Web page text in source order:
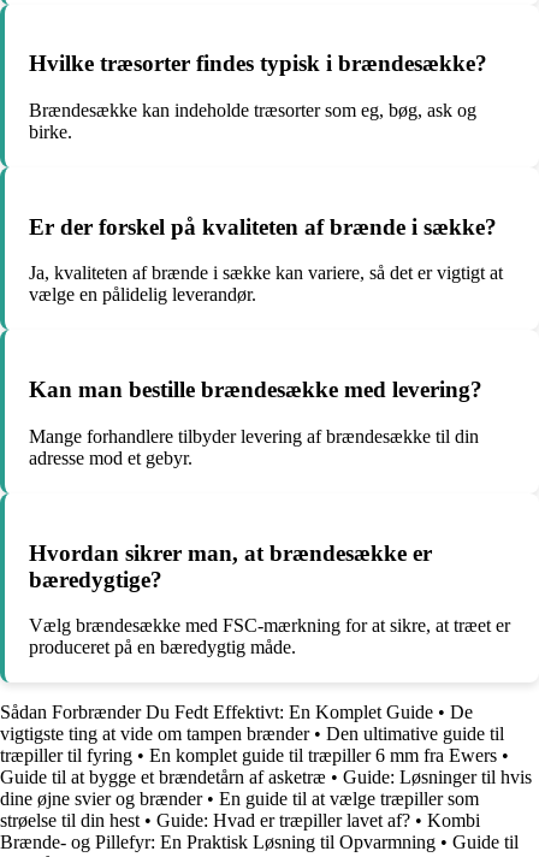
Hvilke træsorter findes typisk i brændesække?
Brændesække kan indeholde træsorter som eg, bøg, ask og
birke.
Er der forskel på kvaliteten af brænde i sække?
Ja, kvaliteten af brænde i sække kan variere, så det er vigtigt at
vælge en pålidelig leverandør.
Kan man bestille brændesække med levering?
Mange forhandlere tilbyder levering af brændesække til din
adresse mod et gebyr.
Hvordan sikrer man, at brændesække er
bæredygtige?
Vælg brændesække med FSC-mærkning for at sikre, at træet er
produceret på en bæredygtig måde.
Sådan Forbrænder Du Fedt Effektivt: En Komplet Guide • De
vigtigste ting at vide om tampen brænder• Den ultimative guide til
træpiller til fyring • En komplet guide til træpiller 6 mm fra Ewers •
Guide til at bygge et brændetårn af asketræ • Guide: Løsninger til hvis
dine øjne svier og brænder• En guide til at vælge træpiller som
strøelse til din hest • Guide: Hvad er træpiller lavet af? • Kombi
Brænde- og Pillefyr: En Praktisk Løsning til Opvarmning • Guide til